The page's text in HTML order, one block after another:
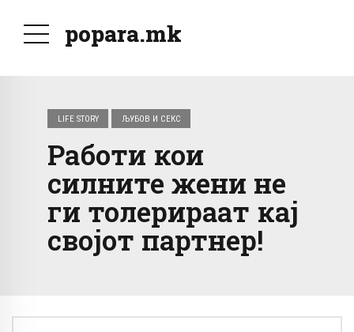
popara.mk
LIFE STORY ЉУБОВ И СЕКС
Работи кои
силните жени не
ги толерираат кај
својот партнер!